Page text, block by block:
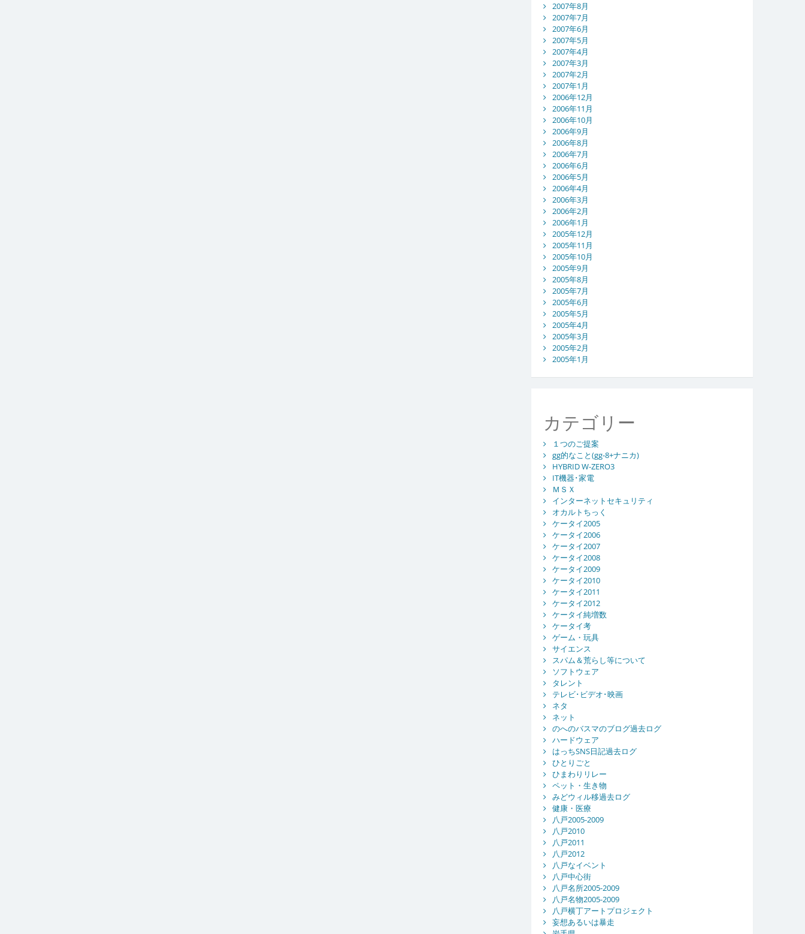
2007年8月
2007年7月
2007年6月
2007年5月
2007年4月
2007年3月
2007年2月
2007年1月
2006年12月
2006年11月
2006年10月
2006年9月
2006年8月
2006年7月
2006年6月
2006年5月
2006年4月
2006年3月
2006年2月
2006年1月
2005年12月
2005年11月
2005年10月
2005年9月
2005年8月
2005年7月
2005年6月
2005年5月
2005年4月
2005年3月
2005年2月
2005年1月
カテゴリー
１つのご提案
gg的なこと(gg-8+ナニカ)
HYBRID W-ZERO3
IT機器･家電
ＭＳＸ
インターネットセキュリティ
オカルトちっく
ケータイ2005
ケータイ2006
ケータイ2007
ケータイ2008
ケータイ2009
ケータイ2010
ケータイ2011
ケータイ2012
ケータイ純増数
ケータイ考
ゲーム・玩具
サイエンス
スパム＆荒らし等について
ソフトウェア
タレント
テレビ･ビデオ･映画
ネタ
ネット
のへのバスマのブログ過去ログ
ハードウェア
はっちSNS日記過去ログ
ひとりごと
ひまわりリレー
ペット・生き物
みどウィル移過去ログ
健康・医療
八戸2005-2009
八戸2010
八戸2011
八戸2012
八戸なイベント
八戸中心街
八戸名所2005-2009
八戸名物2005-2009
八戸横丁アートプロジェクト
妄想あるいは暴走